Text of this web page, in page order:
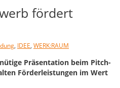
fördert
, IDEE, WERK:RAUM
Präsentation beim Pitch-
Förderleistungen im Wert